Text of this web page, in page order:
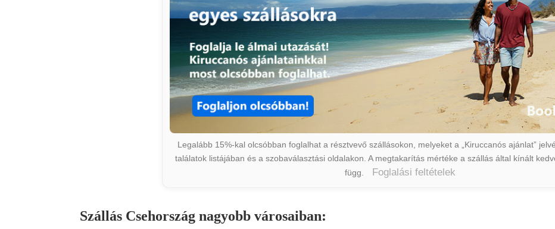
Legalább 15%-kal olcsóbban foglalhat a résztvevő szállásokon, melyeket a „Kiruccanós ajánlat”
találatok listájában és a szobaválasztási oldalakon. A megtakarítás mértéke a szállás által kínált
függ.
Foglalási feltételek
Szállás Csehország nagyobb városaiban: